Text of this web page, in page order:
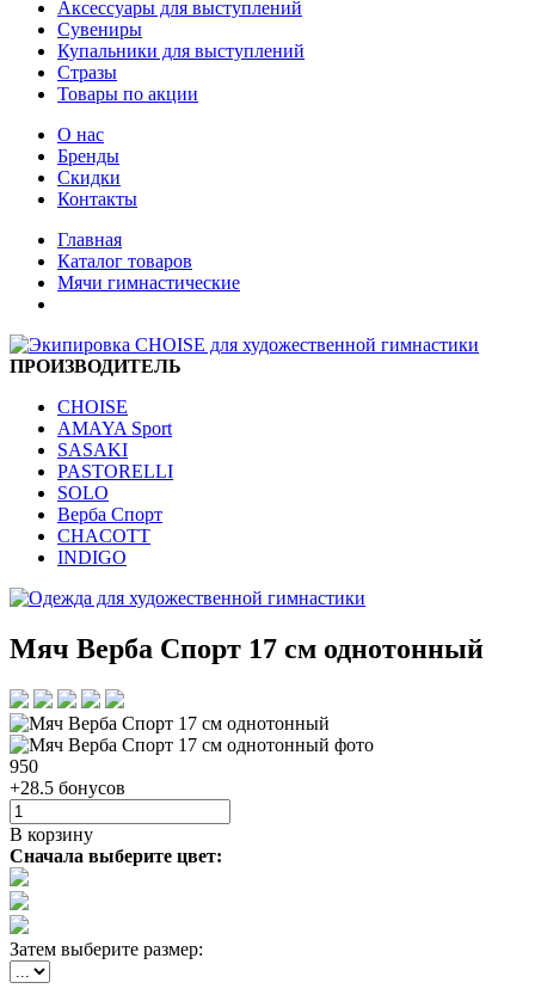
Аксессуары для выступлений
Сувениры
Купальники для выступлений
Стразы
Товары по акции
О нас
Бренды
Скидки
Контакты
Главная
Каталог товаров
Мячи гимнастические
ПРОИЗВОДИТЕЛЬ
CHOISE
AMAYA Sport
SASAKI
PASTORELLI
SOLO
Верба Спорт
CHACOTT
INDIGO
Мяч Верба Спорт 17 см однотонный
950
+28.5 бонусов
В корзину
Сначала выберите цвет:
Затем выберите размер: